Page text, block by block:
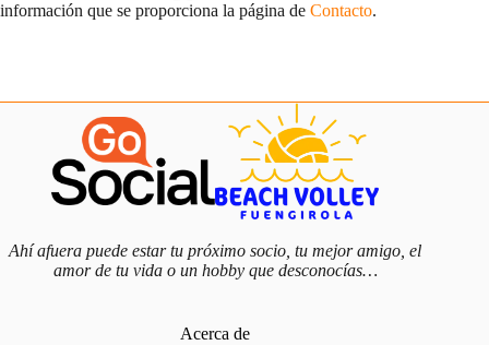
información que se proporciona la página de Contacto.
Ahí afuera puede estar tu próximo socio, tu mejor amigo, el
amor de tu vida o un hobby que desconocías…
Acerca de